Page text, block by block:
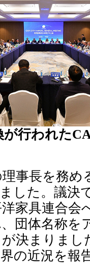
行われた
事長を務め
した。議決
家具連合会
団体名称を
決まりまし
の近況を報